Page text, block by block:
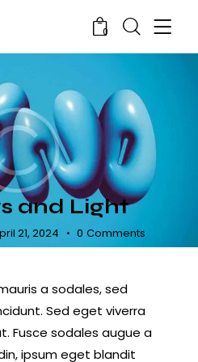
0
and Light
21, 2024 0 Comments
a sodales, sed
Sed eget viverra
Fusce sodales augue a
ipsum eget blandit